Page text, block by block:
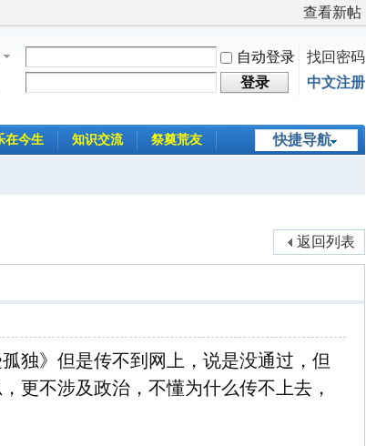
查看新帖
自动登录
找回密码
登录 中文注册
快捷导航
在今生 知识交流 祭奠荒友
返回列表
独》但是传不到网上，说是没通过，但
更不涉及政治，不懂为什么传不上去，